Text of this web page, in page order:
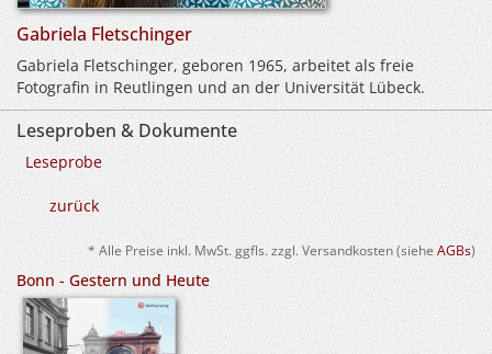
Gabriela Fletschinger
Gabriela Fletschinger, geboren 1965, arbeitet als freie
Fotografin in Reutlingen und an der Universität Lübeck.
Leseproben & Dokumente
Leseprobe
zurück
* Alle Preise inkl. MwSt. ggfls. zzgl. Versandkosten (sieheAGBs)
Bonn - Gestern und Heute